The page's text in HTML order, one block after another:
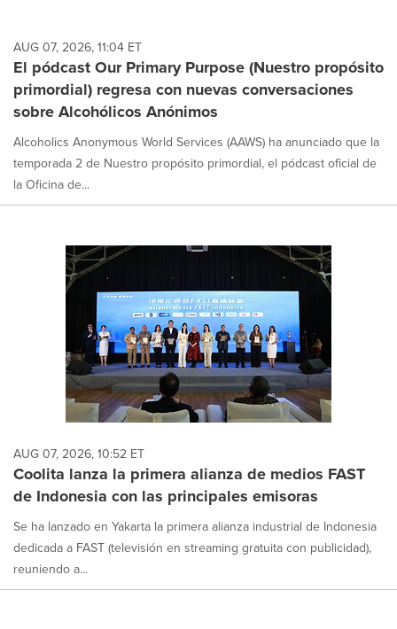
AUG 07, 2026, 11:04 ET
El pódcast Our Primary Purpose (Nuestro propósito
primordial) regresa con nuevas conversaciones
sobre Alcohólicos Anónimos
Alcoholics Anonymous World Services (AAWS) ha anunciado que la
temporada 2 de Nuestro propósito primordial, el pódcast oficial de
la Oficina de...
AUG 07, 2026, 10:52 ET
Coolita lanza la primera alianza de medios FAST
de Indonesia con las principales emisoras
Se ha lanzado en Yakarta la primera alianza industrial de Indonesia
dedicada a FAST (televisión en streaming gratuita con publicidad),
reuniendo a...